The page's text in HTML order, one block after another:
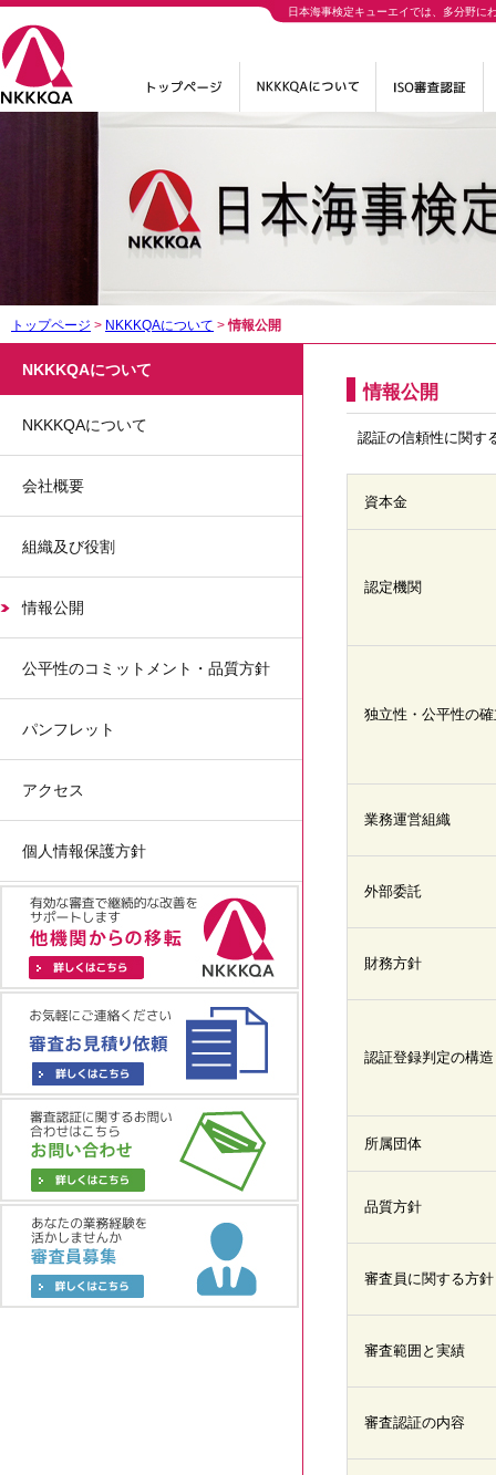
日本海事検定キューエイでは、多分野に
トップページ > NKKKQAについて >情報公開
NKKKQAについて
NKKKQAについて
会社概要
組織及び役割
情報公開
公平性のコミットメント・品質方針
パンフレット
アクセス
個人情報保護方針
情報公開
認証の信頼性に関す
資本金
認定機関
独立性・公平性の
業務運営組織
外部委託
財務方針
認証登録判定の構造
所属団体
品質方針
審査員に関する方針
審査範囲と実績
審査認証の内容